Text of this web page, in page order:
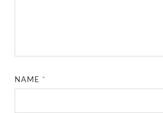
NAME*